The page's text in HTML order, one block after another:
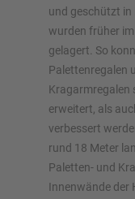
und geschützt in
wurden früher
gelagert. So
Palettenregalen
Kragarmregalen
erweitert, als
verbessert
rund 18 Meter
Paletten- und
Innenwände der